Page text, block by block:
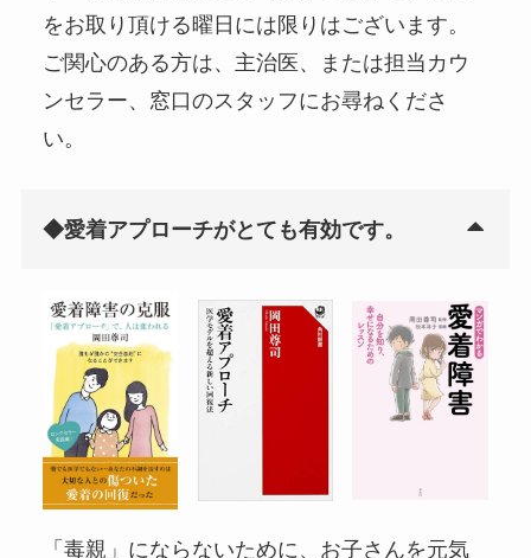
をお取り頂ける曜日には限りはございます。
ご関心のある方は、主治医、または担当カウ
ンセラー、窓口のスタッフにお尋ねくださ
い。
◆愛着アプローチがとても有効です。
「毒親」にならないために、お子さんを元気